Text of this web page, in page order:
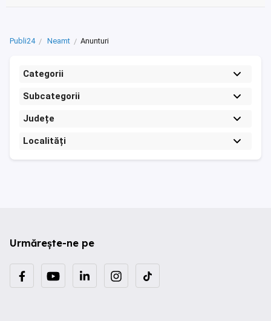
Publi24 Neamt Anunturi
Categorii
Subcategorii
Județe
Localități
Urmărește-ne pe